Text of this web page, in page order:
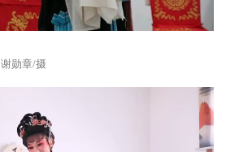
勋章/摄